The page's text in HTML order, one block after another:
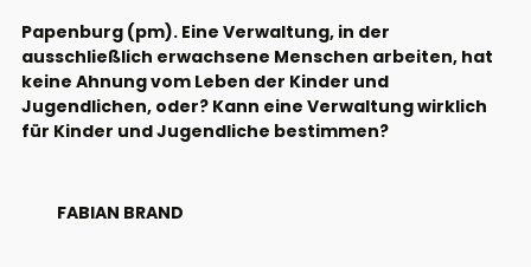
Papenburg (pm). Eine Verwaltung, in der
ausschließlich erwachsene Menschen arbeiten, hat
keine Ahnung vom Leben der Kinder und
Jugendlichen, oder? Kann eine Verwaltung wirklich
für Kinder und Jugendliche bestimmen?
FABIAN BRAND